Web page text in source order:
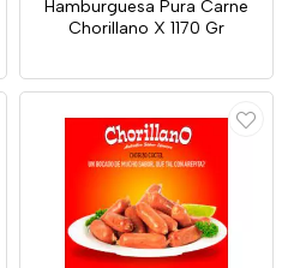
Hamburguesa Pura Carne
Chorillano X 1170 Gr